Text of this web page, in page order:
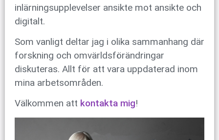
inlärningsupplevelser ansikte mot ansikte och
digitalt.
Som vanligt deltar jag i olika sammanhang där
forskning och omvärldsförändringar
diskuteras. Allt för att vara uppdaterad inom
mina arbetsområden.
Välkommen att kontakta mig!